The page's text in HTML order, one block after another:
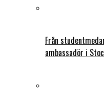
Från
ambassadör i